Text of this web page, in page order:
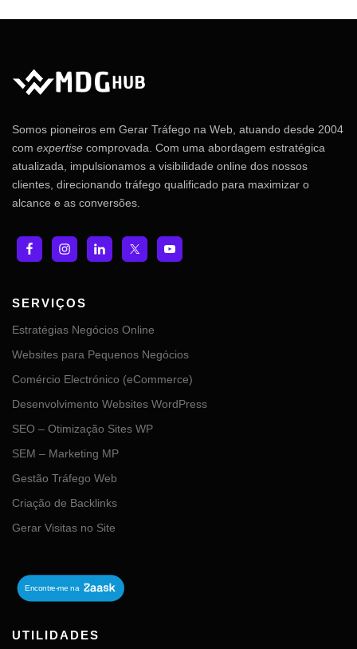
Somos pioneiros em Gerar Tráfego na Web, atuando desde 2004
com expertise comprovada. Com uma abordagem estratégica
atualizada, impulsionamos a visibilidade online dos nossos
clientes, direcionando tráfego qualificado para maximizar o
alcance e as conversões.
SERVIÇOS
Estratégias Negócios Online
Websites para Pequenos Negócios
Comércio Electrónico (eCommerce)
Desenvolvimento Websites WordPress
SEO – Otimização Sites WP
SEM – Marketing MP
Gestão Tráfego Web
Criação de Backlinks
Gerar Visitas no Site
UTILIDADES